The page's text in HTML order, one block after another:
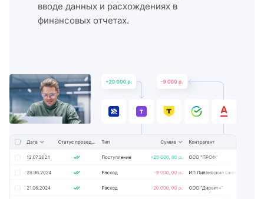
вводе данных и расхождениях в
финансовых отчетах.